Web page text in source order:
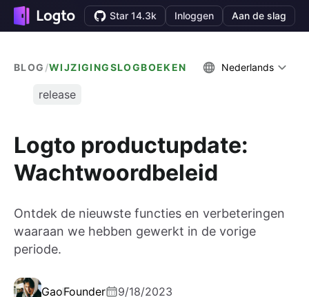
Star 14.3k Inloggen Aan de slag
BLOG /WIJZIGINGSLOGBOEKEN Nederlands
release
Logto productupdate:
Wachtwoordbeleid
Ontdek de nieuwste functies en verbeteringen
waaraan we hebben gewerkt in de vorige
periode.
GaoFounder 9/18/2023